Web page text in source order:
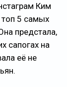
Ким
топ 5 самых
предстала,
сапогах на
её не